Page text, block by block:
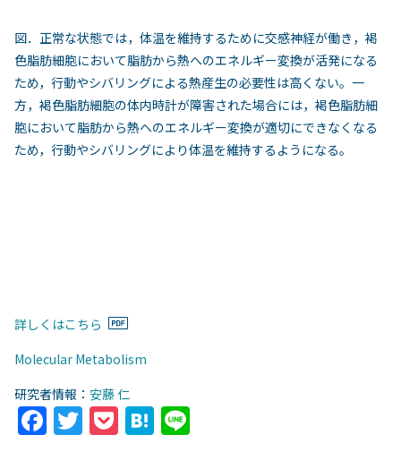
図．正常な状態では，体温を維持するために交感神経が働き，褐
色脂肪細胞において脂肪から熱へのエネルギー変換が活発になる
ため，行動やシバリングによる熱産生の必要性は高くない。一
方，褐色脂肪細胞の体内時計が障害された場合には，褐色脂肪細
胞において脂肪から熱へのエネルギー変換が適切にできなくなる
ため，行動やシバリングにより体温を維持するようになる。
詳しくはこちら
Molecular Metabolism
研究者情報： 安藤 仁
F T P H